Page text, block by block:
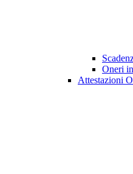
Oneri
Attestazioni